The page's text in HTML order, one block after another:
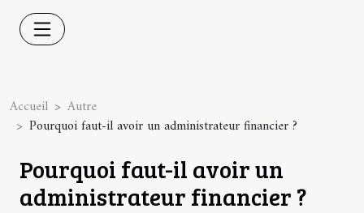
Accueil
Autre
Pourquoi faut-il avoir un administrateur financier ?
Pourquoi faut-il avoir un
administrateur financier ?